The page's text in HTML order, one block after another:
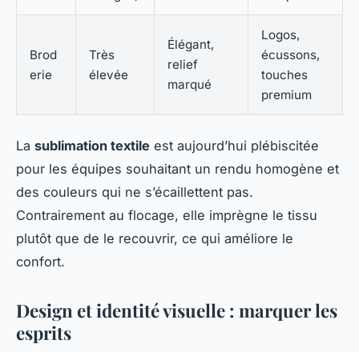
Brod
erie
Très
élevée
Élégant,
relief
marqué
Logos,
écussons,
touches
premium
La sublimation textile est aujourd’hui plébiscitée
pour les équipes souhaitant un rendu homogène et
des couleurs qui ne s’écaillettent pas.
Contrairement au flocage, elle imprègne le tissu
plutôt que de le recouvrir, ce qui améliore le
confort.
Design et identité visuelle : marquer les
esprits